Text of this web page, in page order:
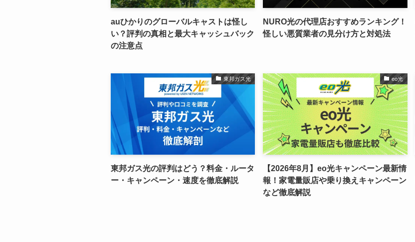
auひかりのグローバルキャストは怪し
い？評判の真相と最大キャッシュバック
の注意点
NURO光の代理店おすすめランキング！
怪しい悪質業者の見分け方と対処法
東邦ガス光
東邦ガス光の評判はどう？料金・ルータ
ー・キャンペーン・速度を徹底解説
eo光
【2026年8月】eo光キャンペーン最新情
報！家電量販店や乗り換えキャンペーン
など徹底解説